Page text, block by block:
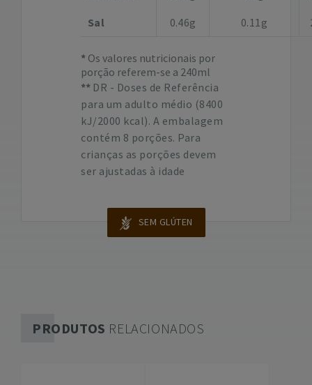
Sal
0.46g 0.11g
Os valores nutricionais por
porção referem-se a 240ml
DR - Doses de Referência
para um adulto médio (8400
kJ/2000 kcal). A embalagem
contém 8 porções. Para
crianças as porções devem
ser ajustadas à idade
SEM GLÚTEN
PRODUTOS RELACIONADOS